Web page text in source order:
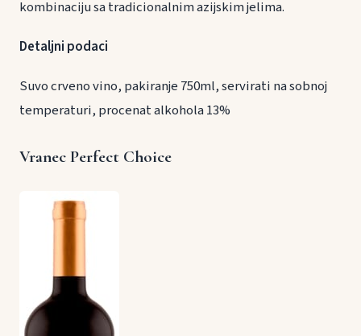
kombinaciju sa tradicionalnim azijskim jelima.
Detaljni podaci
Suvo crveno vino, pakiranje 750ml, servirati na sobnoj
temperaturi, procenat alkohola 13%
Vranec Perfect Choice